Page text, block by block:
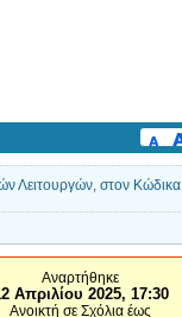
Λειτουργών, στον Κώδικα
Αναρτήθηκε
Απριλίου 2025, 17:30
Ανοικτή σε Σχόλια έως